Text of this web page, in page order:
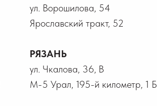
ул. Ворошилова, 54
Ярославский тракт, 52
РЯЗАНЬ
ул. Чкалова, 36, В
М-5 Урал, 195-й километр, 1 Б